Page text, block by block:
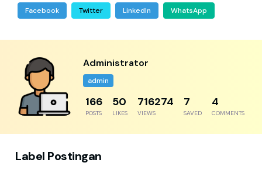
Facebook Twitter LinkedIn WhatsApp
Administrator
admin
230
POSTS
69
LIKES
991764
VIEWS
9
SAVED
6
COMMENTS
Label Postingan